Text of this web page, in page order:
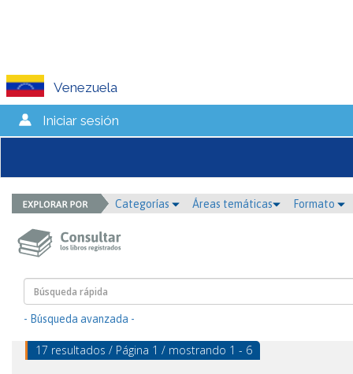
Venezuela
Iniciar sesión
Categorías Áreas temáticas Formato
- Búsqueda avanzada -
17 resultados / Página 1 / mostrando 1 - 6